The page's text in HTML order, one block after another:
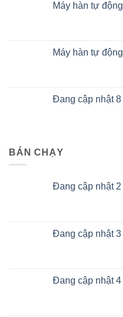
Máy hàn tự
Máy hàn tự
Đang cập nhật 8
BÁN CHẠY
Đang cập nhật 2
Đang cập nhật 3
Đang cập nhật 4